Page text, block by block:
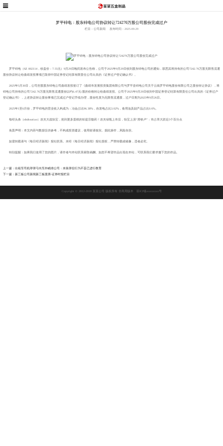
罗平锌电：股东锌电公司协议转让724276万股公司股份完成过户
栏目：公司新闻 发布时间：2025-09-29
罗平锌电（SZ 002114，收盘价：7.55元）9月29日晚间发布公告称，公司于2025年9月29日收到股东锌电公司的通知，获悉其将持有的公司7242.76万股无限售流通
股份协议转让给曲靖发投事项已取得中国证券登记结算有限责任公司出具的《证券过户登记确认书》。
2025年5月30日，公司控股股东锌电公司曲靖发投签订了《曲靖市发展投资集团有限公司与罗平县锌电公司关于云南罗平锌电股份有限公司之股份转让协议》，将
锌电公司持有的公司7242.76万股无限售流通股份以约6.47元/股的价格转让给曲靖发投。公司于2025年9月29日收到中国证券登记结算有限责任公司出具的《证券过户
登记确认书》，上述协议转让股份事项已完成过户登记手续办理，股份性质为无限售流通股，过户日期为2025年9月26日。
2025年1至6月份，罗平锌电的营业收入构成为：冶金占比96.38%，自发电占比3.02%，食用油及副产品占比0.6%。
每经头条（nbdtoutiao）农夫大战怡宝，抢到更多蛋糕的却是宗馥莉！农夫绿瓶上市后，怡宝上演“滑铁卢”：市占率大跌近5个百分点
免责声明：本文内容与数据仅供参考，不构成投资建议，使用前请核实。据此操作，风险自担。
如需转载请与《每日经济新闻》报社联系。未经《每日经济新闻》报社授权，严禁转载或镜像，违者必究。
特别提醒：如果我们使用了您的图片，请作者与本站联系索取稿酬。如您不希望作品出现在本站，可联系我们要求撤下您的作品。
上一篇：出租车司机举弹弓向车外瞄准公司：未装弹但行为不妥已进行教育
下一篇：新三板公司新闻新三板股票-证券时报栏目
Copyright © 2012-2018 某某公司 版权所有 非商用版本 琼ICP备xxxxxxxx号